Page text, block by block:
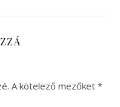
A kötelező mezőket *